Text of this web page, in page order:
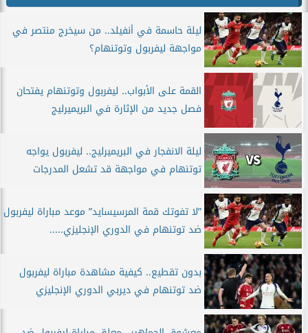
ليلة حاسمة في أنفيلد.. من سيخرج منتصر في
مواجهة ليفربول وتوتنهام؟
القمة على الأبواب.. ليفربول وتوتنهام يفتحان
فصل جديد من الإثارة في البريميرليج
ليلة الانفجار في البريميرليج.. ليفربول يواجه
توتنهام في مواجهة قد تشعل المدرجات
”لا تفوتك قمة المرسيسايد” موعد مباراة ليفربول
ضد توتنهام في الدوري الإنجليزي.....
بدون تقطيع.. كيفية مشاهدة مباراة ليفربول
ضد توتنهام في ديربي الدوري الإنجليزي